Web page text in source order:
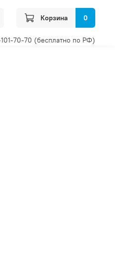
Корзина 0
70-70 (бесплатно по РФ)